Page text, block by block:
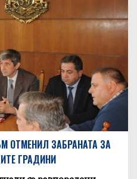
ОТМЕНИЛ ЗАБРАНАТА ЗА
ГРАДИНИ